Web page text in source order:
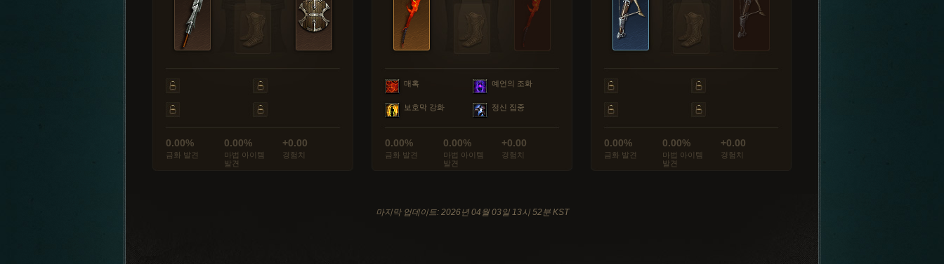
0.00%
금화 발견
0.00%
마법 아이템
발견
+0.00
경험치
매혹 예언의 조화
보호막 강화 정신 집중
0.00%
금화 발견
0.00%
마법 아이템
발견
+0.00
경험치
0.00%
금화 발견
0.00%
마법 아이템
발견
+0.00
경험치
마지막 업데이트: 2026년 04월 03일 13시 52분 KST